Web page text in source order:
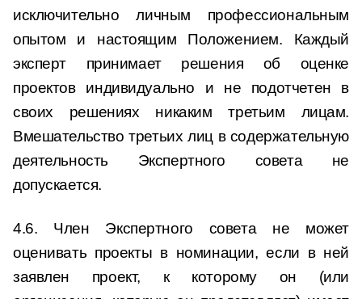
исключительно личным профессиональным
опытом и настоящим Положением. Каждый
эксперт принимает решения об оценке
проектов индивидуально и не подотчетен в
своих решениях никаким третьим лицам.
Вмешательство третьих лиц в содержательную
деятельность Экспертного совета не
допускается.
4.6. Член Экспертного совета не может
оценивать проекты в номинации, если в ней
заявлен проект, к которому он (или